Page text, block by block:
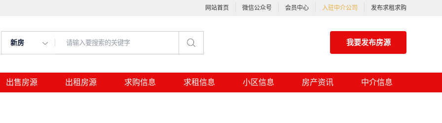
网站首页 微信公众号 会员中心 入驻中介公司 发布求租求购
新房 我要发布房源
出售房源 出租房源 求购信息 求租信息 小区信息 房产资讯 中介信息